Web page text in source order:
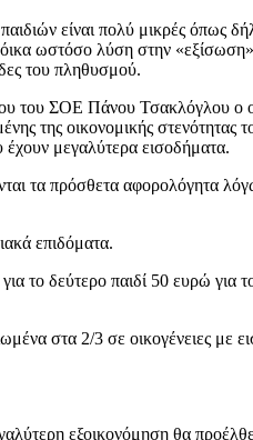
είναι πολύ μικρές όπως
ωστόσο λύση στην
του πληθυσμού.
του ΣΟΕ Πάνου Τσακλόγλου ο
της οικονομικής στενότητας
έχουν μεγαλύτερα εισοδήματα.
τα πρόσθετα αφορολόγητα
επιδόματα.
δεύτερο παιδί 50 ευρώ για
στα 2/3 σε οικογένειες
εξοικονόμηση θα